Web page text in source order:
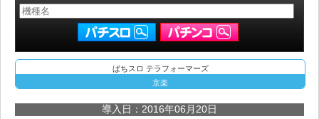
ぱちスロ テラフォーマーズ
京楽
導入日：2016年06月20日